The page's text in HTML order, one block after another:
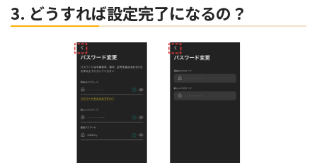
3. どうすれば設定完了になるの？